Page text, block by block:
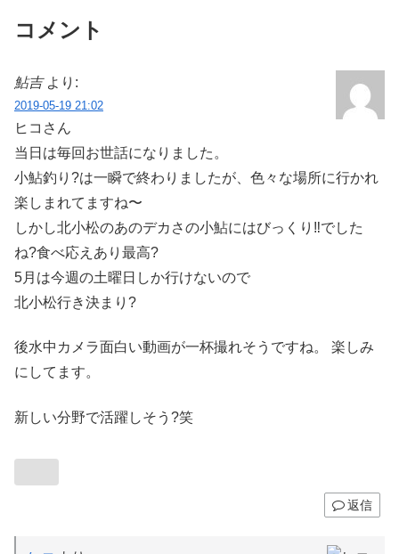
コメント
鮎吉 より:
2019-05-19 21:02
ヒコさん
当日は毎回お世話になりました。
小鮎釣り?は一瞬で終わりましたが、色々な場所に行かれ
楽しまれてますね〜
しかし北小松のあのデカさの小鮎にはびっくり‼️でした
ね?食べ応えあり最高?
5月は今週の土曜日しか行けないので
北小松行き決まり?
後水中カメラ面白い動画が一杯撮れそうですね。 楽しみ
にしてます。
新しい分野で活躍しそう?笑
返信